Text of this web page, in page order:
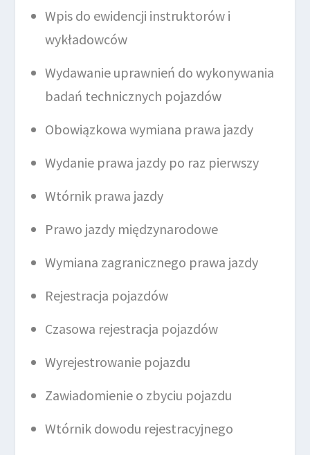
Wpis do ewidencji instruktorów i
wykładowców
Wydawanie uprawnień do wykonywania
badań technicznych pojazdów
Obowiązkowa wymiana prawa jazdy
Wydanie prawa jazdy po raz pierwszy
Wtórnik prawa jazdy
Prawo jazdy międzynarodowe
Wymiana zagranicznego prawa jazdy
Rejestracja pojazdów
Czasowa rejestracja pojazdów
Wyrejestrowanie pojazdu
Zawiadomienie o zbyciu pojazdu
Wtórnik dowodu rejestracyjnego